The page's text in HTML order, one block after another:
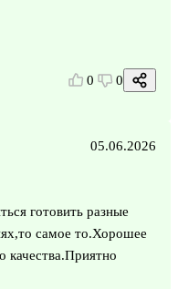
0 0
05.06.2026
готовить разные
самое то.Хорошее
качества.Приятно